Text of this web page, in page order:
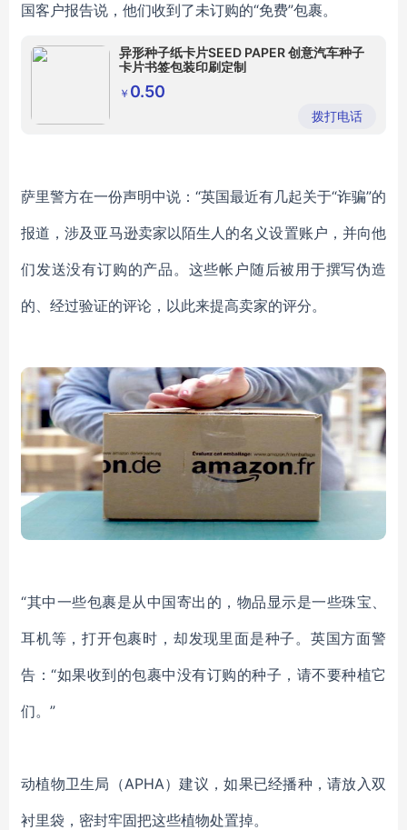
国客户报告说 ，他们收到了未订购的“免费”包裹。
异形种子纸卡片SEED PAPER 创意汽车种子
卡片书签包装印刷定制
￥ 0.50
拨打电话
萨里警方在一份声明中说： “英国最近有几起关于“诈骗”的
报道，涉及亚马逊卖家以陌生人的名义设置账户 ， 并向他
们发送没有订购的产品。这些帐户随后被用于撰写伪造
的、 经过验证的评论， 以此来提高卖家的评分。
“其中一些包裹是从中国寄出的，物品 显示是一些珠宝、
耳机等，打开包裹时，却发现里面是种子。 英国方面警
告： “如果收到的包裹中没有订购的种子，请不要种植它
们。”
动植物卫生局（APHA）建议，如果已经播种，请放入双
衬里袋 ， 密封牢固把这些植物处置掉。